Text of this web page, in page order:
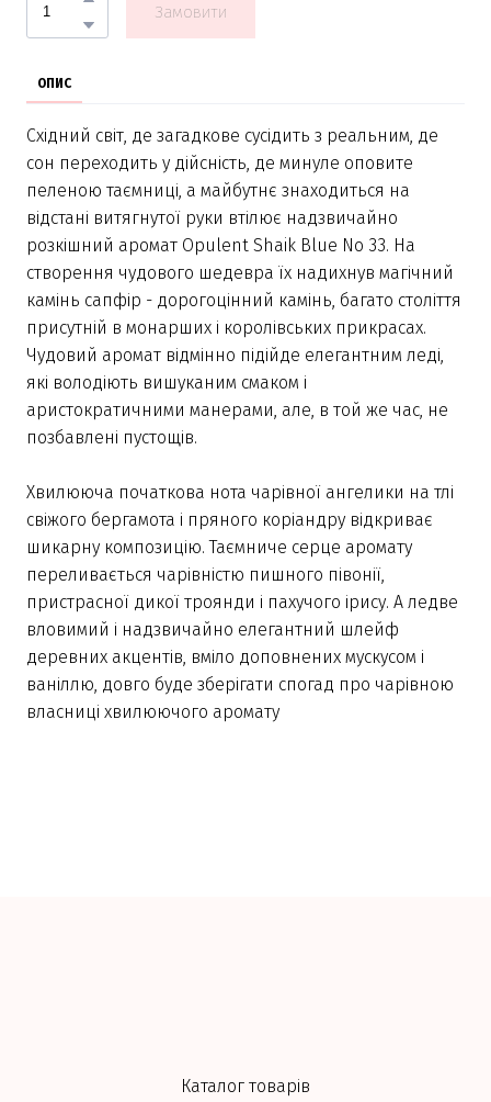
Замовити
ОПИС
Східний світ, де загадкове сусідить з реальним, де
сон переходить у дійсність, де минуле оповите
пеленою таємниці, а майбутнє знаходиться на
відстані витягнутої руки втілює надзвичайно
розкішний аромат Opulent Shaik Blue No 33. На
створення чудового шедевра їх надихнув магічний
камінь сапфір - дорогоцінний камінь, багато століття
присутній в монарших і королівських прикрасах.
Чудовий аромат відмінно підійде елегантним леді,
які володіють вишуканим смаком і
аристократичними манерами, але, в той же час, не
позбавлені пустощів.
Хвилююча початкова нота чарівної ангелики на тлі
свіжого бергамота і пряного коріандру відкриває
шикарну композицію. Таємниче серце аромату
переливається чарівністю пишного півонії,
пристрасної дикої троянди і пахучого ірису. А ледве
вловимий і надзвичайно елегантний шлейф
деревних акцентів, вміло доповнених мускусом і
ваніллю, довго буде зберігати спогад про чарівною
власниці хвилюючого аромату
Каталог товарів